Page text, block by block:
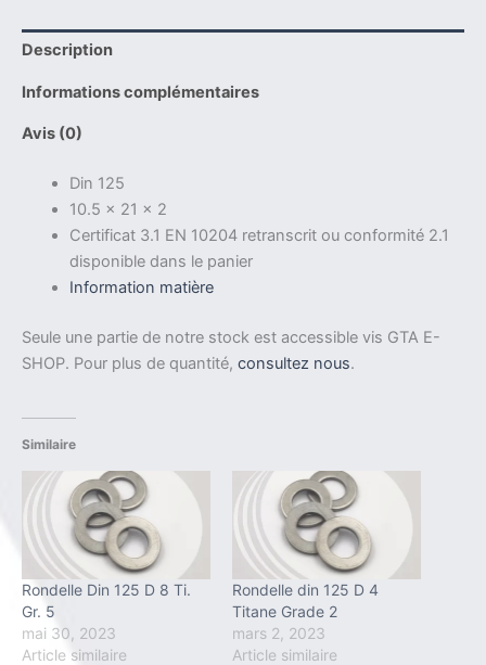
125
D
B6
1.4539
Description
Informations complémentaires
Avis (0)
Din 125
10.5 x 21 x 2
Certificat 3.1 EN 10204 retranscrit ou conformité 2.1
disponible dans le panier
Information matière
Seule une partie de notre stock est accessible vis GTA E-
SHOP. Pour plus de quantité, consultez nous.
Similaire
Rondelle Din 125 D 8 Ti.
Gr. 5
mai 30, 2023
Article similaire
Rondelle din 125 D 4
Titane Grade 2
mars 2, 2023
Article similaire